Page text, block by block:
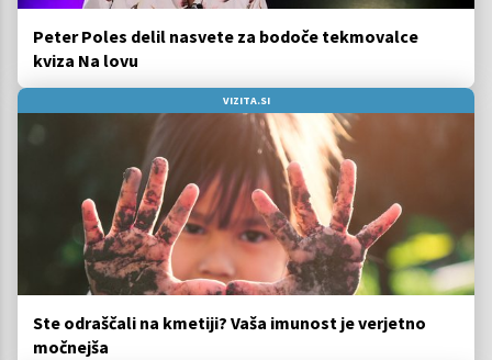
Peter Poles delil nasvete za bodoče tekmovalce
kviza Na lovu
VIZITA.SI
Ste odraščali na kmetiji? Vaša imunost je verjetno
močnejša